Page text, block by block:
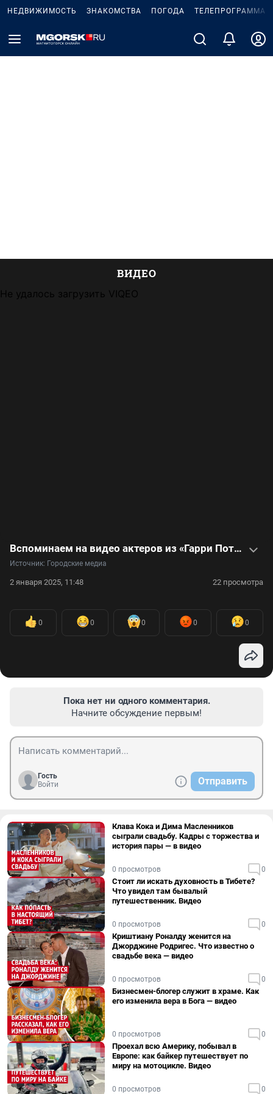
НЕДВИЖИМОСТЬ ЗНАКОМСТВА ПОГОДА ТЕЛЕПРОГРАММА
ВИДЕО
Не удалось загрузить VIQEO
Вспоминаем на видео актеров из «Гарри Поттера», которых с нами уже нет
Источник: Городские медиа
2 января 2025, 11:48 22 просмотра
0 0 0 0 0
Пока нет ни одного комментария.
Начните обсуждение первым!
Гость
Войти
Отправить
Клава Кока и Дима Масленников
сыграли свадьбу. Кадры с торжества и
история пары — в видео
0 просмотров 0
Стоит ли искать духовность в Тибете?
Что увидел там бывалый
путешественник. Видео
0 просмотров 0
Криштиану Роналду женится на
Джорджине Родригес. Что известно о
свадьбе века — видео
0 просмотров 0
Бизнесмен-блогер служит в храме. Как
его изменила вера в Бога — видео
0 просмотров 0
Проехал всю Америку, побывал в
Европе: как байкер путешествует по
миру на мотоцикле. Видео
0 просмотров 0